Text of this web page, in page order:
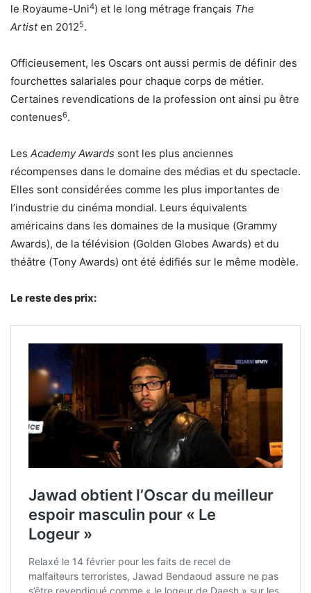
le Royaume-Uni4) et le long métrage français The
Artisten 20125.
Officieusement, les Oscars ont aussi permis de définir des
fourchettes salariales pour chaque corps de métier.
Certaines revendications de la profession ont ainsi pu être
contenues6.
Les Academy Awards sont les plus anciennes
récompenses dans le domaine des médias et du spectacle.
Elles sont considérées comme les plus importantes de
l’industrie du cinéma mondial. Leurs équivalents
américains dans les domaines de la musique (Grammy
Awards), de la télévision (Golden Globes Awards) et du
théâtre (Tony Awards) ont été édifiés sur le même modèle.
Le reste des prix: